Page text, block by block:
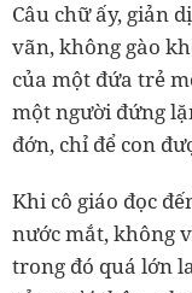
Câu chữ ấy, giản
vãn, không gào
của một đứa trẻ
một người đứng
đớn, chỉ để con
Khi cô giáo đọc
nước mắt, không
trong đó quá lớn